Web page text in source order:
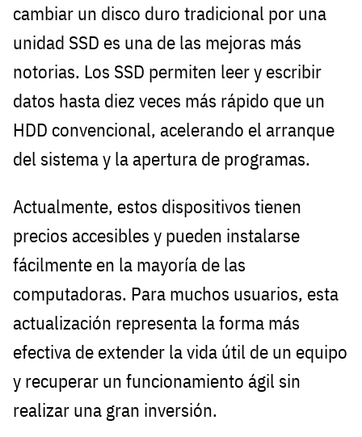
cambiar un disco duro tradicional por una
unidad SSD es una de las mejoras más
notorias. Los SSD permiten leer y escribir
datos hasta diez veces más rápido que un
HDD convencional, acelerando el arranque
del sistema y la apertura de programas.
Actualmente, estos dispositivos tienen
precios accesibles y pueden instalarse
fácilmente en la mayoría de las
computadoras. Para muchos usuarios, esta
actualización representa la forma más
efectiva de extender la vida útil de un equipo
y recuperar un funcionamiento ágil sin
realizar una gran inversión.